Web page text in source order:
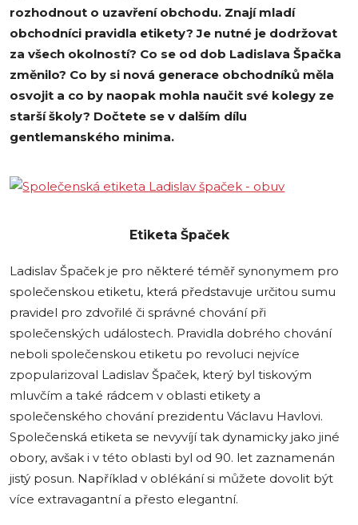
rozhodnout o uzavření obchodu. Znají mladí
obchodníci pravidla etikety? Je nutné je dodržovat
za všech okolností? Co se od dob Ladislava Špačka
změnilo? Co by si nová generace obchodníků měla
osvojit a co by naopak mohla naučit své kolegy ze
starší školy? Dočtete se v dalším dílu
gentlemanského minima.
Etiketa Špaček
Ladislav Špaček je pro některé téměř synonymem pro
společenskou etiketu, která představuje určitou sumu
pravidel pro zdvořilé či správné chování při
společenských událostech. Pravidla dobrého chování
neboli společenskou etiketu po revoluci nejvíce
zpopularizoval Ladislav Špaček, který byl tiskovým
mluvčím a také rádcem v oblasti etikety a
společenského chování prezidentu Václavu Havlovi.
Společenská etiketa se nevyvíjí tak dynamicky jako jiné
obory, avšak i v této oblasti byl od 90. let zaznamenán
jistý posun. Například v oblékání si můžete dovolit být
více extravagantní a přesto elegantní.